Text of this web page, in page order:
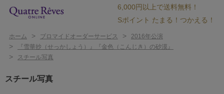
6,000円以上で送料無料！
Sポイント たまる！つかえる！
ホーム > ブロマイドオーダーサービス > 2016年公演
> 『雪華抄（せっかしょう）』『金色（こんじき）の砂漠』
> スチール写真
スチール写真